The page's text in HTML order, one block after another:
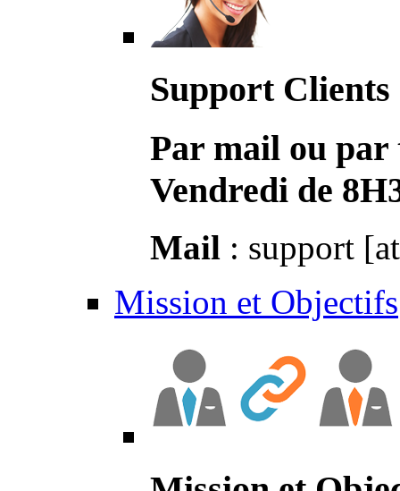
Support Clients
Par mail ou par
Vendredi de
Mail : support
Mission et Objectifs